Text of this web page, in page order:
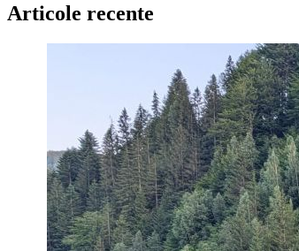
Articole recente